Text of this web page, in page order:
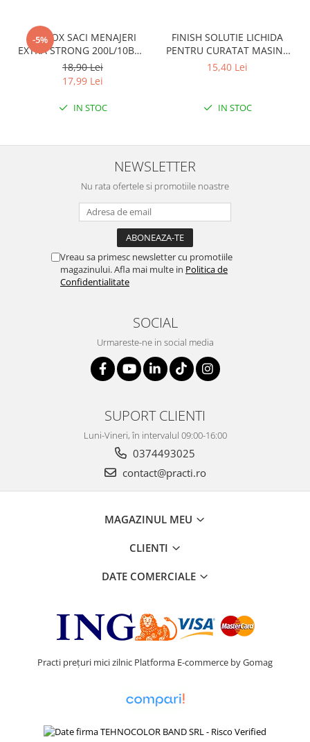
-5%
CLINOX SACI MENAJERI
EXTRA STRONG 200L/10BUC
LDPE NEGRI (90*122CM)
ETICHETA MOV
18,90 Lei
17,99 Lei
IN STOC
FINISH SOLUTIE LICHIDA
PENTRU CURATAT MASINA
DE SPALAT VASE 250ML
15,40 Lei
IN STOC
NEWSLETTER
Nu rata ofertele si promotiile noastre
Vreau sa primesc newsletter cu promotiile
magazinului. Afla mai multe in Politica de
Confidentialitate
SOCIAL
Urmareste-ne in social media
SUPORT CLIENTI
Luni-Vineri, în intervalul 09:00-16:00
0374493025
contact@practi.ro
MAGAZINUL MEU
CLIENTI
DATE COMERCIALE
Practi prețuri mici zilnic Platforma E-commerce by Gomag